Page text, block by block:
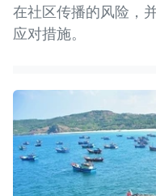
在社区传播的风险，
应对措施。